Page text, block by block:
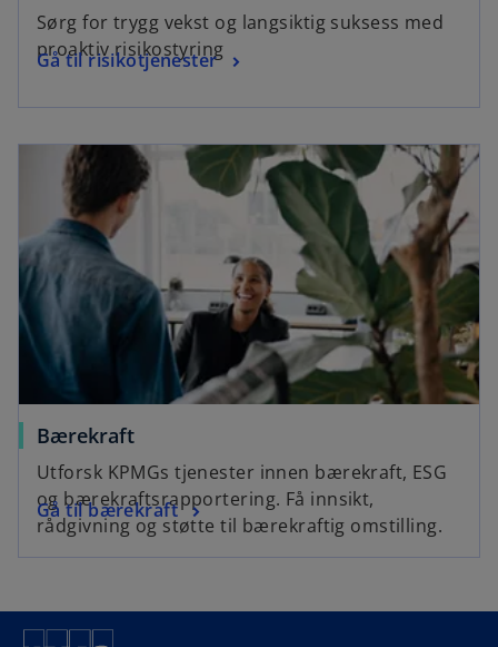
Sørg for trygg vekst og langsiktig suksess med
proaktiv risikostyring
Gå til risikotjenester
Bærekraft
Utforsk KPMGs tjenester innen bærekraft, ESG
og bærekraftsrapportering. Få innsikt,
rådgivning og støtte til bærekraftig omstilling.
Gå til bærekraft